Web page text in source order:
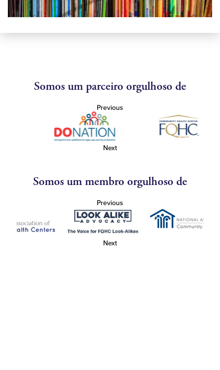
Somos um parceiro orgulhoso de
Previous
Next
Somos um membro orgulhoso de
Previous
Next